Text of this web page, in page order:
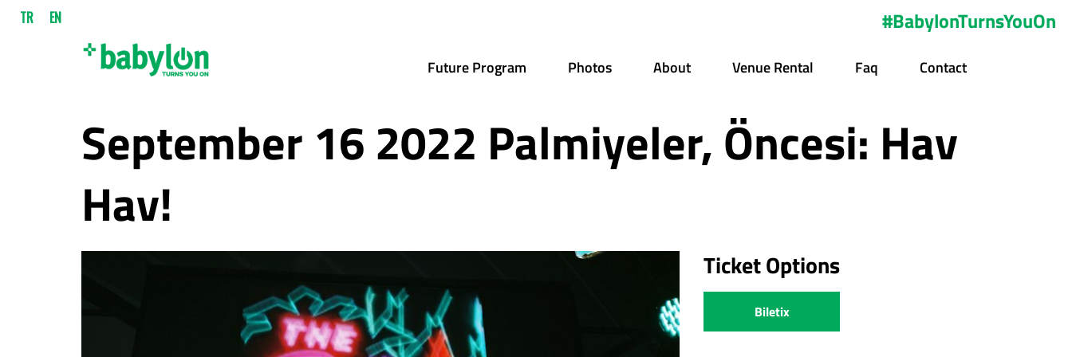
TR EN #BabylonTurnsYouOn
Future Program Photos About Venue Rental Faq Contact
September 16 2022 Palmiyeler, Öncesi: Hav
Hav!
Ticket Options
Biletix